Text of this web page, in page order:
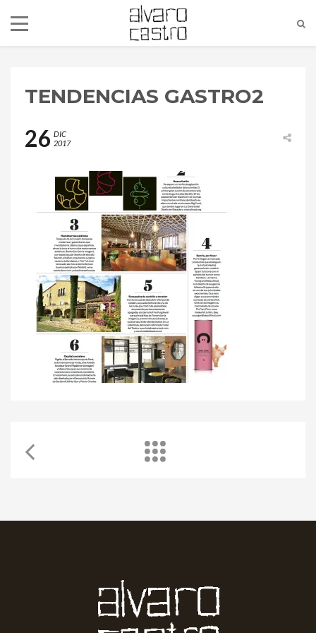
alvaro@alvarocastro.com
TENDENCIAS GASTRO2
26 DIC
2017